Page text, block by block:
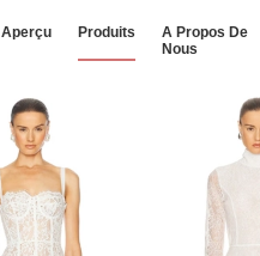
Aperçu Produits
A Propos De
Nous